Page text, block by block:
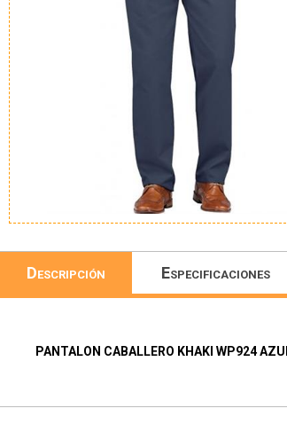
Descripción Especificaciones
PANTALON CABALLERO KHAKI WP924